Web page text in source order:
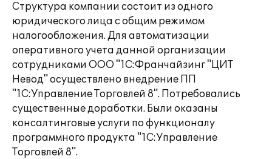
Структура компании состоит из одного
юридического лица с общим режимом
налогообложения. Для автоматизации
оперативного учета данной организации
сотрудниками ООО "1С:Франчайзинг "ЦИТ
Невод" осуществлено внедрение ПП
"1С:Управление Торговлей 8". Потребовались
существенные доработки. Были оказаны
консалтинговые услуги по функционалу
программного продукта "1С:Управление
Торговлей 8".